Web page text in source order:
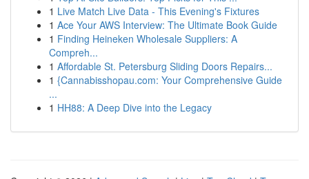
1 Live Match Live Data - This Evening's Fixtures
1 Ace Your AWS Interview: The Ultimate Book Guide
1 Finding Heineken Wholesale Suppliers: A
Compreh...
1 Affordable St. Petersburg Sliding Doors Repairs...
1 {Cannabisshopau.com: Your Comprehensive Guide
...
1 HH88: A Deep Dive into the Legacy